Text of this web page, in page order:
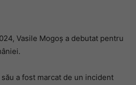
Vasile Mogoș a debutat pentru
a fost marcat de un incident